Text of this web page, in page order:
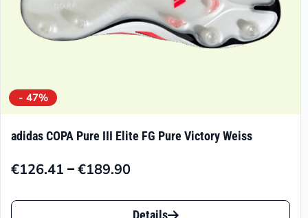
gewählt
werden
- 47%
adidas COPA Pure III Elite FG Pure Victory Weiss
€126.41 –€189.90
Preisspanne:
€126.41
Dieses